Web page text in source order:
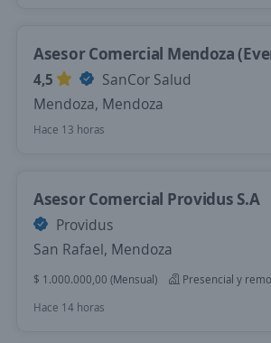
Asesor Comercial Mendoza
4,5
SanCor Salud
Mendoza, Mendoza
Hace 13 horas
Asesor Comercial Providus S.A
Providus
San Rafael, Mendoza
$ 1.000.000,00 (Mensual)
Presencial y
Hace 14 horas